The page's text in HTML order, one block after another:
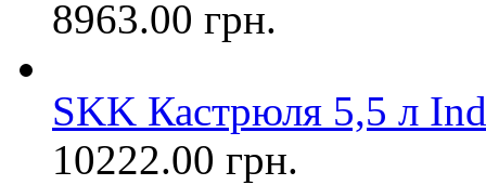
8963.00 грн.
SKK Кастрюля 5,5 л
10222.00 грн.